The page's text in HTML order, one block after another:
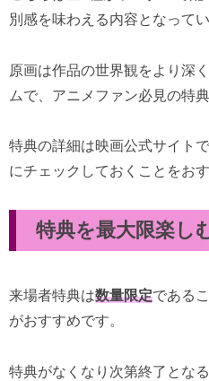
別感を味わえる内容となってい
原画は作品の世界観をより深
ムで、アニメファン必見の特典
特典の詳細は映画公式サイト
にチェックしておくことをお
特典を最大限楽し
来場者特典は数量限定である
がおすすめです。
特典がなくなり次第終了とな